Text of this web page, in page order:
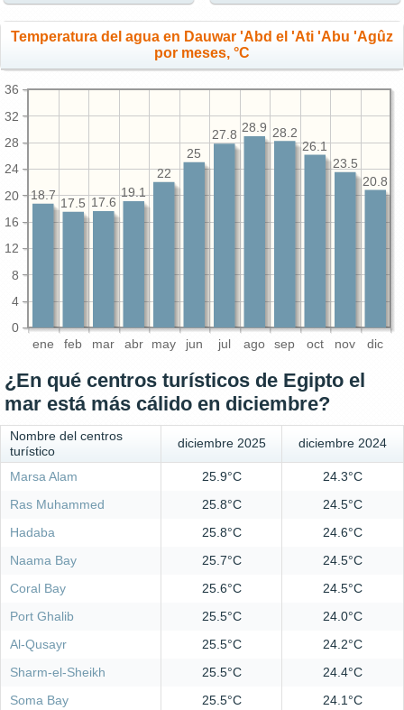
Temperatura del agua en Dauwar 'Abd el 'Ati 'Abu 'Agûz
por meses, °C
ene feb mar abr may jun jul ago sep oct nov dic
0
4
8
12
16
20
24
28
32
36
20.8
23.5
26.1
28.2
28.9
27.8
25
22
19.1
17.6
17.5
18.7
¿En qué centros turísticos de Egipto el
mar está más cálido en diciembre?
Nombre del centros
turístico
diciembre 2025 diciembre 2024
Marsa Alam 25.9°C
24.3°C
Ras Muhammed
25.8°C
24.5°C
Hadaba
25.8°C
24.6°C
Naama Bay
25.7°C
24.5°C
Coral Bay
25.6°C
24.5°C
Port Ghalib
25.5°C
24.0°C
Al-Qusayr
25.5°C
24.2°C
Sharm-el-Sheikh
25.5°C
24.4°C
Soma Bay
25.5°C
24.1°C